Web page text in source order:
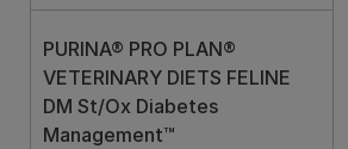
PURINA® PRO PLAN®
VETERINARY DIETS FELINE
DM St/Ox Diabetes
Management™